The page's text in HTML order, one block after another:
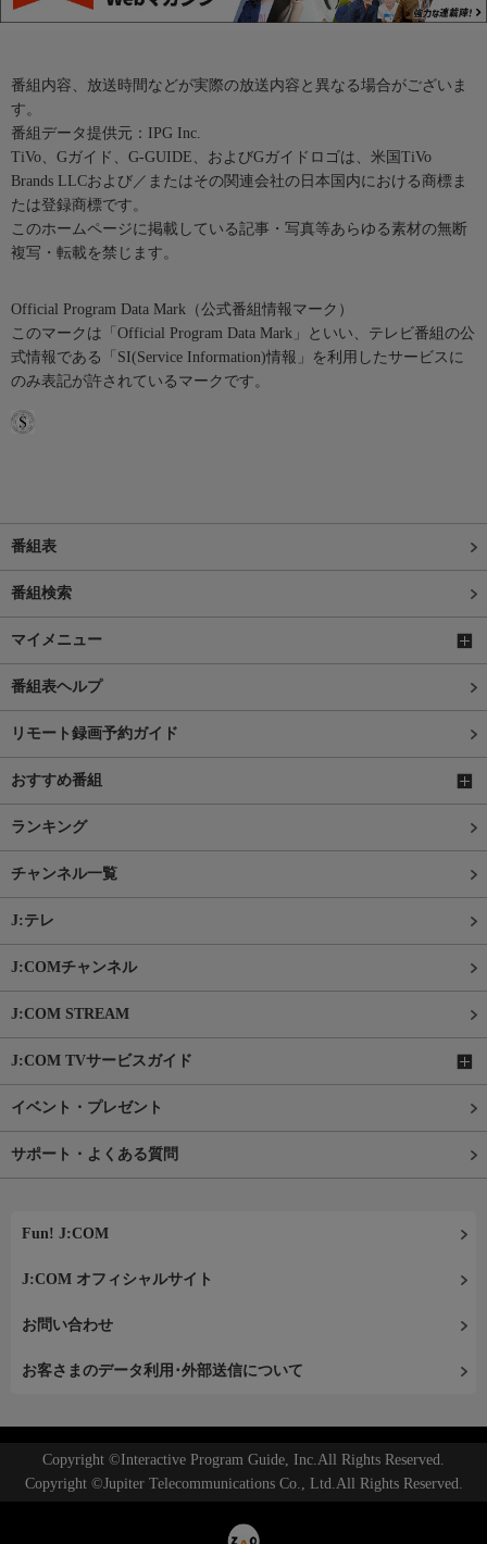
番組内容、放送時間などが実際の放送内容と異なる場合がございま
す。
番組データ提供元：IPG Inc.
TiVo、Gガイド、G-GUIDE、およびGガイドロゴは、米国TiVo
Brands LLCおよび／またはその関連会社の日本国内における商標ま
たは登録商標です。
このホームページに掲載している記事・写真等あらゆる素材の無断
複写・転載を禁じます。
Official Program Data Mark（公式番組情報マーク）
このマークは「Official Program Data Mark」といい、テレビ番組の公
式情報である「SI(Service Information)情報」を利用したサービスに
のみ表記が許されているマークです。
番組表
番組検索
マイメニュー
番組表ヘルプ
リモート録画予約ガイド
おすすめ番組
ランキング
チャンネル一覧
J:テレ
J:COMチャンネル
J:COM STREAM
J:COM TVサービスガイド
イベント・プレゼント
サポート・よくある質問
Fun! J:COM
J:COM オフィシャルサイト
お問い合わせ
お客さまのデータ利用･外部送信について
Copyright ©Interactive Program Guide, Inc.All Rights Reserved.
Copyright ©Jupiter Telecommunications Co., Ltd.All Rights Reserved.